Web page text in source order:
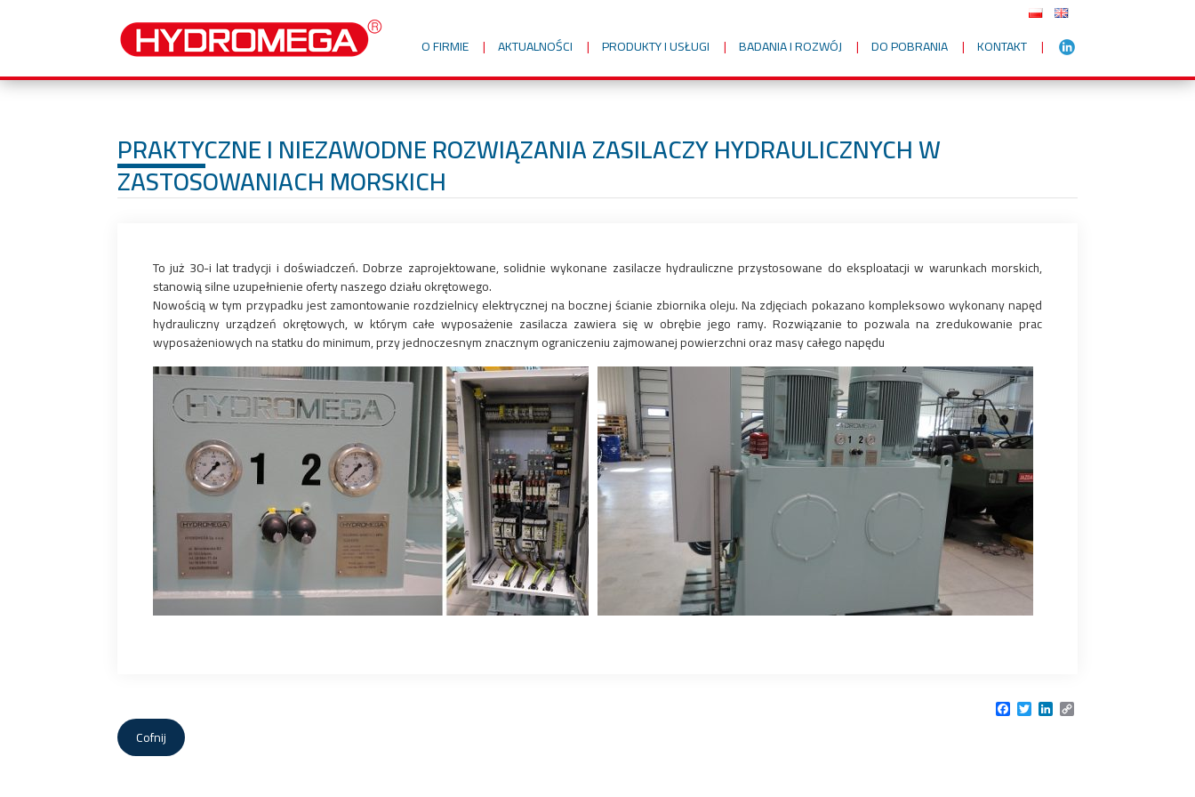
O FIRMIE AKTUALNOŚCI PRODUKTY I USŁUGI BADANIA I ROZWÓJ DO POBRANIA KONTAKT
PRAKTYCZNE I NIEZAWODNE ROZWIĄZANIA ZASILACZY HYDRAULICZNYCH W
ZASTOSOWANIACH MORSKICH
To już 30-i lat tradycji i doświadczeń. Dobrze zaprojektowane, solidnie wykonane zasilacze hydrauliczne przystosowane do eksploatacji w warunkach morskich,
stanowią silne uzupełnienie oferty naszego działu okrętowego.
Nowością w tym przypadku jest zamontowanie rozdzielnicy elektrycznej na bocznej ścianie zbiornika oleju. Na zdjęciach pokazano kompleksowo wykonany napęd
hydrauliczny urządzeń okrętowych, w którym całe wyposażenie zasilacza zawiera się w obrębie jego ramy. Rozwiązanie to pozwala na zredukowanie prac
wyposażeniowych na statku do minimum, przy jednoczesnym znacznym ograniczeniu zajmowanej powierzchni oraz masy całego napędu
Facebook
TwitterLinkedIn
Cofnij